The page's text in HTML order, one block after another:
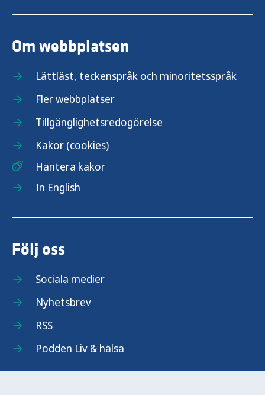
Om webbplatsen
Lättläst, teckenspråk och minoritetsspråk
Fler webbplatser
Tillgänglighetsredogörelse
Kakor (cookies)
Hantera kakor
In English
Följ oss
Sociala medier
Nyhetsbrev
RSS
Podden Liv & hälsa